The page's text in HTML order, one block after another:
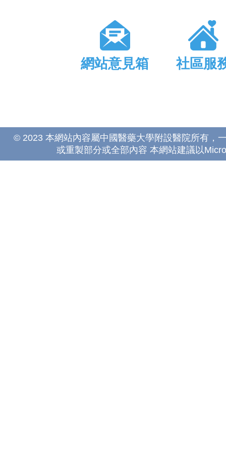
網站意見箱 社區服
© 2023 本網站內容屬中國醫藥大學附設醫院所有，
或重製部分或全部內容 本網站建議以